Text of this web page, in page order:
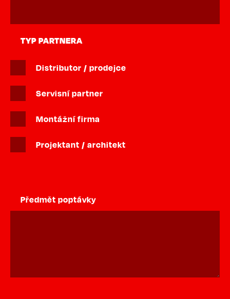
TYP PARTNERA
Distributor / prodejce
Servisní partner
Montážní firma
Projektant / architekt
Předmět poptávky